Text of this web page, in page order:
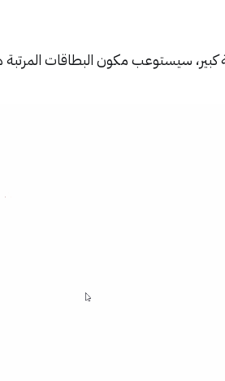
سيستوعب مكون البطاقات